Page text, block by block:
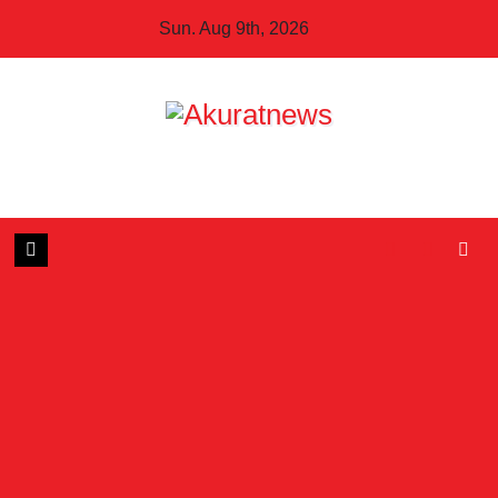
Sun. Aug 9th, 2026